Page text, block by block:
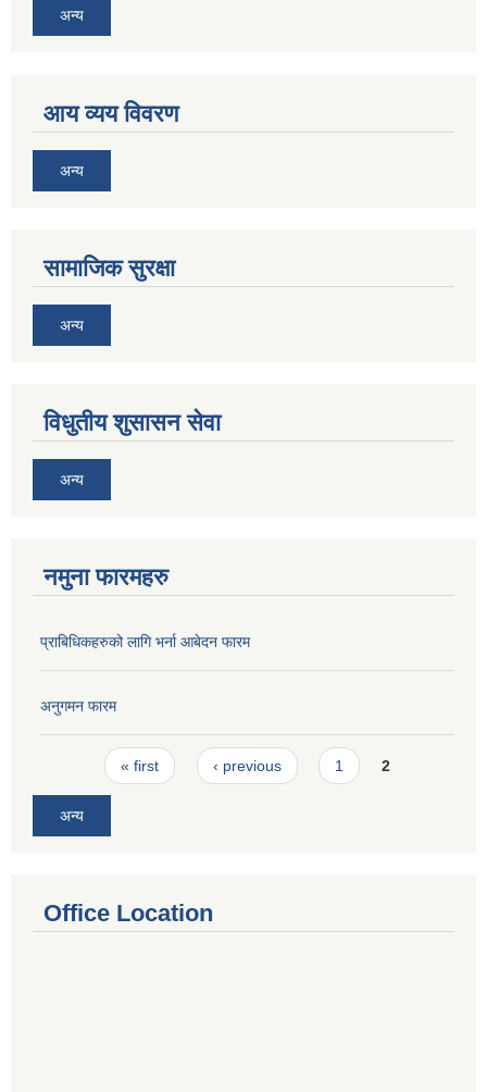
अन्य
आय व्यय विवरण
अन्य
सामाजिक सुरक्षा
अन्य
विधुतीय शुसासन सेवा
अन्य
नमुना फारमहरु
प्राबिधिकहरुको लागि भर्ना आबेदन फारम
अनुगमन फारम
Pages« first ‹ previous 1 2
अन्य
Office Location